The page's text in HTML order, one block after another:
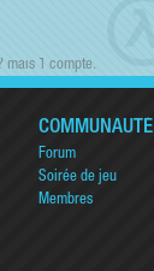
mais 1 compte.
COMMUNAUTÉ
Forum
Soirée de jeu
Membres